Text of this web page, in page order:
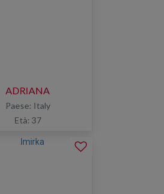
ADRIANA
Paese: Italy
Età: 37